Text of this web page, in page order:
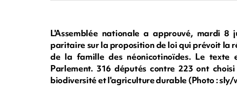
L'Assemblée nationale a approuvé, mardi 8
paritaire sur la proposition de loi qui prévoit la
de la famille des néonicotinoïdes. Le texte
Parlement. 316 députés contre 223 ont
biodiversité et l'agriculture durable (Photo : sly/